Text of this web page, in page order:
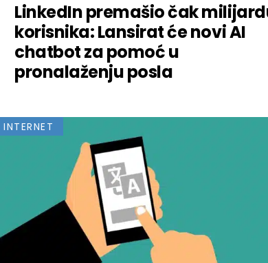
LinkedIn premašio čak
korisnika: Lansirat će novi AI
chatbot za pomoć u
pronalaženju posla
INTERNET